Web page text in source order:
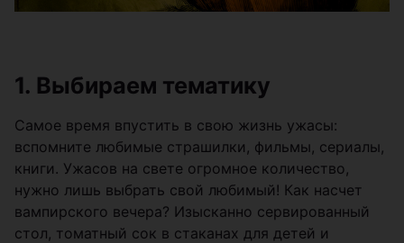
1. Выбираем тематику
Самое время впустить в свою жизнь ужасы:
вспомните любимые страшилки, фильмы, сериалы,
книги. Ужасов на свете огромное количество,
нужно лишь выбрать свой любимый! Как насчет
вампирского вечера? Изысканно сервированный
стол, томатный сок в стаканах для детей и